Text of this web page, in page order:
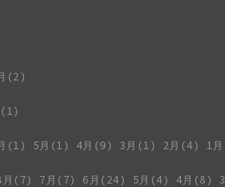
(2)
(1)
(1) 5月(1) 4月(9) 3月(1) 2月(4)
1
月(7) 7月(7) 6月(24) 5月(4) 4月(8)